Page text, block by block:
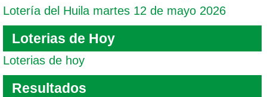
Lotería del Huila martes 12 de mayo 2026
Loterias de Hoy
Loterias de hoy
Resultados